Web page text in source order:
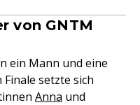
von GNTM
ein Mann und eine
setzte sich
Anna und